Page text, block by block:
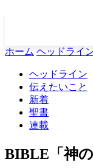
ホーム ヘッドライ
ヘッドライン
伝えたいこと
新着
聖書
連載
BIBLE「神